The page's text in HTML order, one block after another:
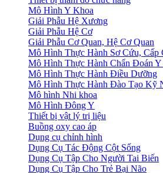
Mô Hình Y Khoa
Giải Phẫu Hệ Xương
Giải Phẫu Hệ Cơ
Giải Phẫu Cơ Quan, Hệ Cơ Quan
Mô Hình Thực Hành Sơ Cứu, Cấp
Mô Hình Thực Hành Chẩn Đoán Y
Mô Hình Thực Hành Điều Dưỡng
Mô Hình Thực Hành Đào Tạo Kỹ
Mô hình Nhi khoa
Mô Hình Đông Y
Thiết bị vật lý trị liệu
Buồng oxy cao áp
Dụng cụ chỉnh hình
Dụng Cụ Tác Động Cột Sống
Dụng Cụ Tập Cho Người Tai Biến
Dụng Cụ Tập Cho Trẻ Bại Não